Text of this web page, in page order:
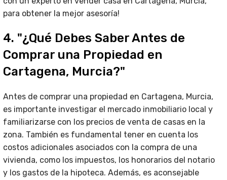
para obtener la mejor asesoría!
4. "¿Qué Debes Saber Antes de
Comprar una Propiedad en
Cartagena, Murcia?"
Antes de comprar una propiedad en Cartagena, Murcia,
es importante investigar el mercado inmobiliario local y
familiarizarse con los precios de venta de casas en la
zona. También es fundamental tener en cuenta los
costos adicionales asociados con la compra de una
vivienda, como los impuestos, los honorarios del notario
y los gastos de la hipoteca. Además, es aconsejable